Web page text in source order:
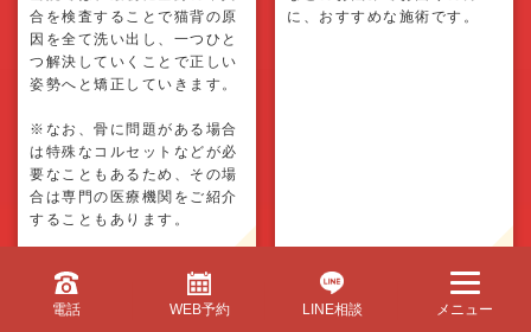
合を検査することで猫背の原
因を全て洗い出し、一つひと
つ解決していくことで正しい
姿勢へと矯正していきます。
※なお、骨に問題がある場合
は特殊なコルセットなどが必
要なこともあるため、その場
合は専門の医療機関をご紹介
することもあります。
に、おすすめな施術です。
電話 WEB予約 LINE相談 メニュー